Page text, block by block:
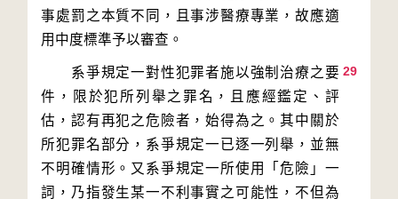
事處罰之本質不同，且事涉醫療專業，故應適
29
系爭規定一對性犯罪者施以強制治療之要
件，限於犯所列舉之罪名，且應經鑑定、評
估，認有再犯之危險者，始得為之。其中關於
所犯罪名部分，系爭規定一已逐一列舉，並無
不明確情形。又系爭規定一所使用「危險」一
詞，乃指發生某一不利事實之可能性，不但為